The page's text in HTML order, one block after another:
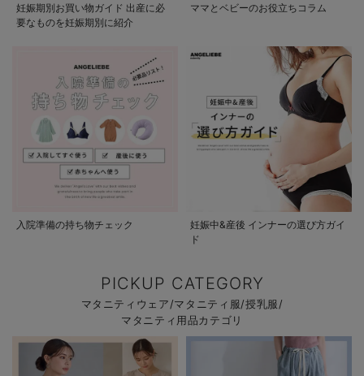
妊娠期別お買い物ガイド 出産に必
要なものを妊娠期別に紹介
ママとベビーのお役立ちコラム
入院準備の持ち物チェック
妊娠中&産後 インナーの選び方ガイ
ド
PICKUP CATEGORY
マタニティウェア/マタニティ服/授乳服/
マタニティ用品カテゴリ